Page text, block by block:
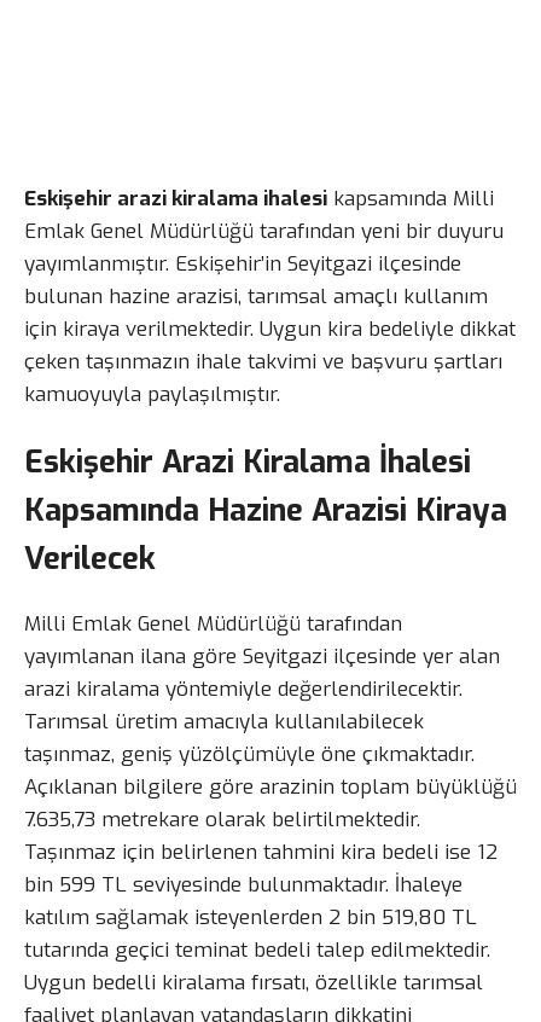
Eskişehir arazi kiralama ihalesi kapsamında Milli
Emlak Genel Müdürlüğü tarafından yeni bir duyuru
yayımlanmıştır. Eskişehir’in Seyitgazi ilçesinde
bulunan hazine arazisi, tarımsal amaçlı kullanım
için kiraya verilmektedir. Uygun kira bedeliyle dikkat
çeken taşınmazın ihale takvimi ve başvuru şartları
kamuoyuyla paylaşılmıştır.
Eskişehir Arazi Kiralama İhalesi
Kapsamında Hazine Arazisi Kiraya
Verilecek
Milli Emlak Genel Müdürlüğü tarafından
yayımlanan ilana göre Seyitgazi ilçesinde yer alan
arazi kiralama yöntemiyle değerlendirilecektir.
Tarımsal üretim amacıyla kullanılabilecek
taşınmaz, geniş yüzölçümüyle öne çıkmaktadır.
Açıklanan bilgilere göre arazinin toplam büyüklüğü
7.635,73 metrekare olarak belirtilmektedir.
Taşınmaz için belirlenen tahmini kira bedeli ise 12
bin 599 TL seviyesinde bulunmaktadır. İhaleye
katılım sağlamak isteyenlerden 2 bin 519,80 TL
tutarında geçici teminat bedeli talep edilmektedir.
Uygun bedelli kiralama fırsatı, özellikle tarımsal
faaliyet planlayan vatandaşların dikkatini